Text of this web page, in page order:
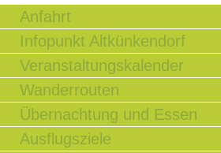
Anfahrt
Infopunkt Altkünkendorf
Veranstaltungskalender
Wanderrouten
Übernachtung und Essen
Ausflugsziele